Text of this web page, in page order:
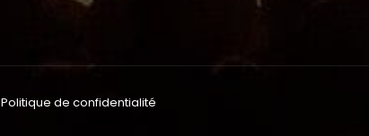
Politique de confidentialité